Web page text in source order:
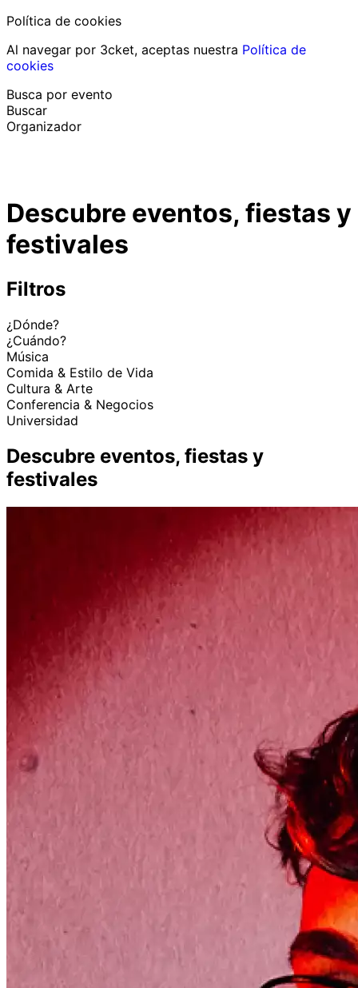
Política de cookies
Al navegar por 3cket, aceptas nuestra Política de
cookies
Busca por evento
Buscar
Organizador
Ayuda al participanteHe perdido mi entrada
LoginPromover evento
Descubre eventos, fiestas y
festivales
Filtros
¿Dónde?
¿Cuándo?
Música
Comida & Estilo de Vida
Cultura & Arte
Conferencia & Negocios
Universidad
Descubre eventos, fiestas y
festivales